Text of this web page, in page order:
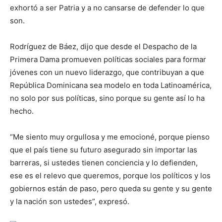
exhortó a ser Patria y a no cansarse de defender lo que
son.
Rodríguez de Báez, dijo que desde el Despacho de la
Primera Dama promueven políticas sociales para formar
jóvenes con un nuevo liderazgo, que contribuyan a que
República Dominicana sea modelo en toda Latinoamérica,
no solo por sus políticas, sino porque su gente así lo ha
hecho.
“Me siento muy orgullosa y me emocioné, porque pienso
que el país tiene su futuro asegurado sin importar las
barreras, si ustedes tienen conciencia y lo defienden,
ese es el relevo que queremos, porque los políticos y los
gobiernos están de paso, pero queda su gente y su gente
y la nación son ustedes”, expresó.